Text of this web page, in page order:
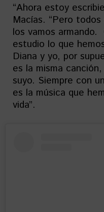
“Ahora estoy
Macías. “Pero
los vamos
estudio lo que
Diana y yo, por
es la misma
suyo. Siempre con
es la música que
vida”.